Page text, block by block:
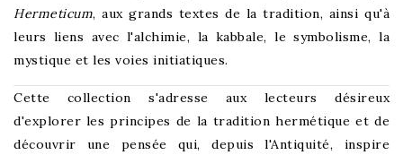
Hermeticum, aux grands textes de la tradition, ainsi qu'à
leurs liens avec l'alchimie, la kabbale, le symbolisme, la
mystique et les voies initiatiques.
Cette collection s'adresse aux lecteurs désireux
d'explorer les principes de la tradition hermétique et de
découvrir une pensée qui, depuis l'Antiquité, inspire